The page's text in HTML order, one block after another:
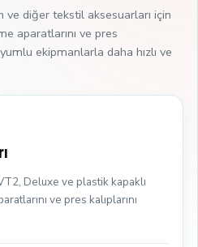
ve diğer tekstil aksesuarları için
aparatlarını ve pres
ekipmanlarla daha hızlı ve
Deluxe ve plastik kapaklı
ve pres kalıplarını